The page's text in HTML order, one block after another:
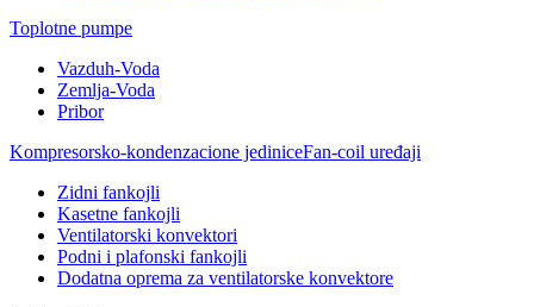
Toplotne pumpe
Vazduh-Voda
Zemlja-Voda
Pribor
Kompresorsko-kondenzacione jediniceFan-coil uređaji
Zidni fankojli
Kasetne fankojli
Ventilatorski konvektori
Podni i plafonski fankojli
Dodatna oprema za ventilatorske konvektore